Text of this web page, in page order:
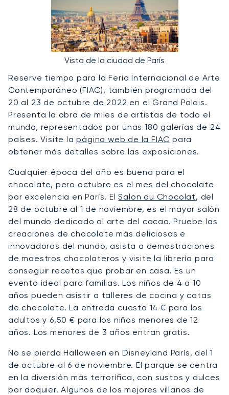
Vista de la ciudad de París
Reserve tiempo para la Feria Internacional de Arte
Contemporáneo (FIAC), también programada del
20 al 23 de octubre de 2022 en el Grand Palais.
Presenta la obra de miles de artistas de todo el
mundo, representados por unas 180 galerías de 24
países. Visite lapágina web de la FIAC para
obtener más detalles sobre las exposiciones.
Cualquier época del año es buena para el
chocolate, pero octubre es el mes del chocolate
por excelencia en París. ElSalon du Chocolat, del
28 de octubre al 1 de noviembre, es el mayor salón
del mundo dedicado al arte del cacao. Pruebe las
creaciones de chocolate más deliciosas e
innovadoras del mundo, asista a demostraciones
de maestros chocolateros y visite la librería para
conseguir recetas que probar en casa. Es un
evento ideal para familias. Los niños de 4 a 10
años pueden asistir a talleres de cocina y catas
de chocolate. La entrada cuesta 14 € para los
adultos y 6,50 € para los niños menores de 12
años. Los menores de 3 años entran gratis.
No se pierda Halloween en Disneyland París, del 1
de octubre al 6 de noviembre. El parque se centra
en la diversión más terrorífica, con sustos y dulces
por doquier. Algunos de los mejores villanos de